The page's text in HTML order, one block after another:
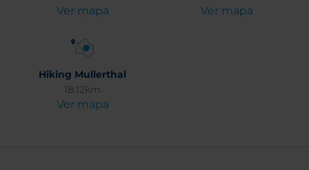
Ver mapa Ver mapa
Hiking Mullerthal
18.12km
Ver mapa